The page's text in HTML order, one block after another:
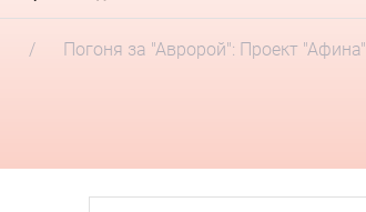
Погоня за "Авророй": Проект "Афина"